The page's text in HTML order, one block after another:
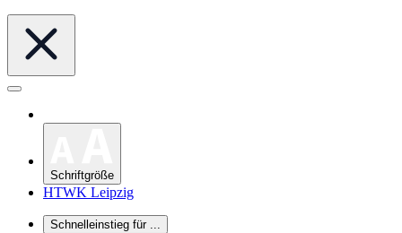
Schriftgröße
HTWK Leipzig
Schnelleinstieg für ...